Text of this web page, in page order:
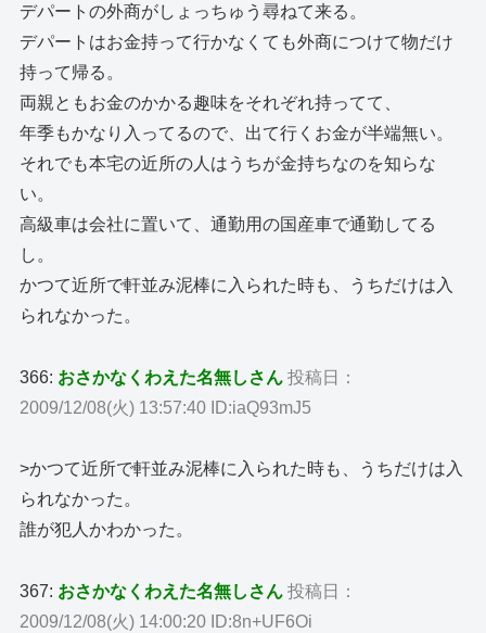
デパートの外商がしょっちゅう尋ねて来る。
デパートはお金持って行かなくても外商につけて物だけ
持って帰る。
両親ともお金のかかる趣味をそれぞれ持ってて、
年季もかなり入ってるので、出て行くお金が半端無い。
それでも本宅の近所の人はうちが金持ちなのを知らな
い。
高級車は会社に置いて、通勤用の国産車で通勤してる
し。
かつて近所で軒並み泥棒に入られた時も、うちだけは入
られなかった。
366: おさかなくわえた名無しさん 投稿日：
2009/12/08(火) 13:57:40 ID:iaQ93mJ5
>かつて近所で軒並み泥棒に入られた時も、うちだけは入
られなかった。
誰が犯人かわかった。
367: おさかなくわえた名無しさん 投稿日：
2009/12/08(火) 14:00:20 ID:8n+UF6Oi